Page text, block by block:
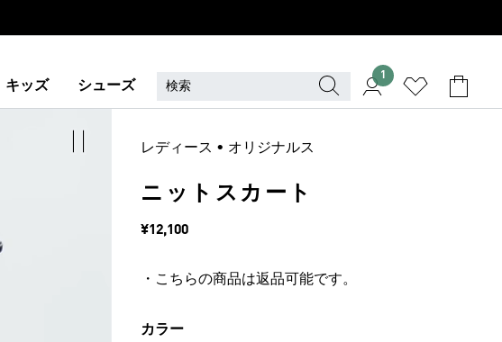
キッズ シューズ
1
レディース • オリジナルス
ニットスカート
価格
¥12,100
・こちらの商品は返品可能です。
カラー